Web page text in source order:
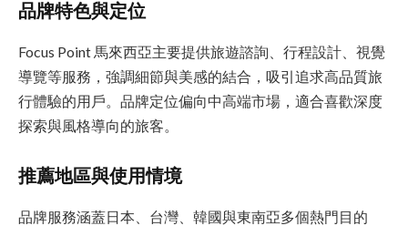
品牌特色與定位
Focus Point 馬來西亞主要提供旅遊諮詢、行程設計、視覺
導覽等服務，強調細節與美感的結合，吸引追求高品質旅
行體驗的用戶。品牌定位偏向中高端市場，適合喜歡深度
探索與風格導向的旅客。
推薦地區與使用情境
品牌服務涵蓋日本、台灣、韓國與東南亞多個熱門目的